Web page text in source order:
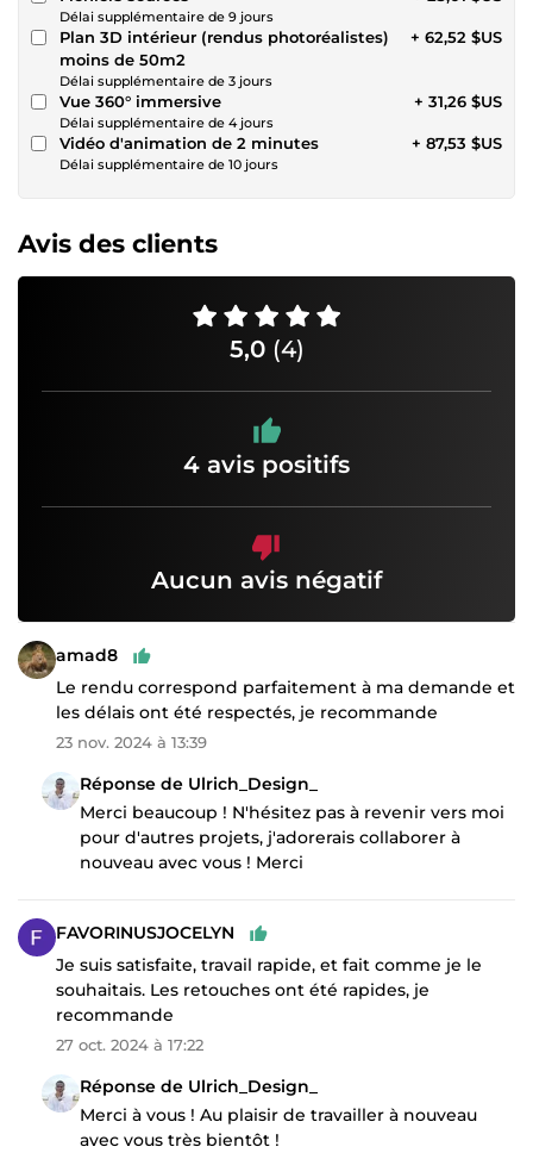
Délai supplémentaire de 9 jours
Plan 3D intérieur (rendus photoréalistes)
moins de 50m2
Délai supplémentaire de 3 jours
+ 62,52 $US
Vue 360° immersive
Délai supplémentaire de 4 jours
+ 31,26 $US
Vidéo d'animation de 2 minutes
Délai supplémentaire de 10 jours
+ 87,53 $US
Avis des clients
5,0 (4)
4 avis positifs
Aucun avis négatif
amad8
Le rendu correspond parfaitement à ma demande et
les délais ont été respectés, je recommande
23 nov. 2024 à 13:39
Réponse de Ulrich_Design_
Merci beaucoup ! N'hésitez pas à revenir vers moi
pour d'autres projets, j'adorerais collaborer à
nouveau avec vous ! Merci
FAVORINUSJOCELYN
Je suis satisfaite, travail rapide, et fait comme je le
souhaitais. Les retouches ont été rapides, je
recommande
27 oct. 2024 à 17:22
Réponse de Ulrich_Design_
Merci à vous ! Au plaisir de travailler à nouveau
avec vous très bientôt !